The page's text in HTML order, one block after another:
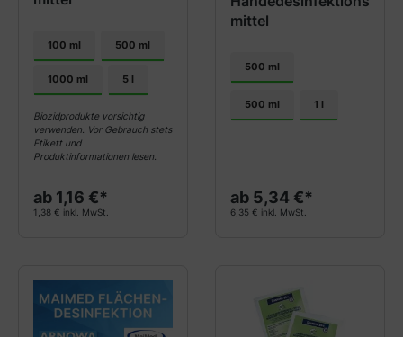
100 ml 500 ml
1000 ml 5 l
ab 1,16 €*
1,38 € inkl. MwSt.
Biozidprodukte vorsichtig
verwenden. Vor Gebrauch stets
Etikett und
Produktinformationen lesen.
mittel
500 ml
500 ml 1 l
ab 5,34 €*
6,35 € inkl. MwSt.